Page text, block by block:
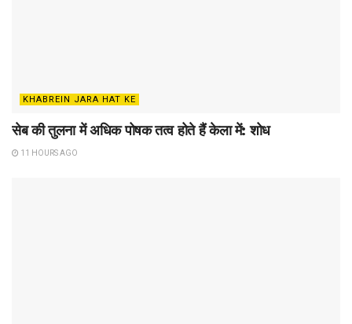
KHABREIN JARA HAT KE
सेब की तुलना में अधिक पोषक तत्व होते हैं केला में: शोध
11 HOURS AGO